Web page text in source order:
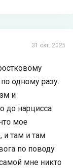
31 окт. 2025
одному разу.
и
до нарцисса
мое
и там и там
по поводу
мне никто